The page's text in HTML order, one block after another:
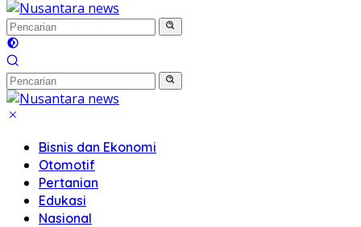
Bisnis dan Ekonomi
Otomotif
Pertanian
Edukasi
Nasional